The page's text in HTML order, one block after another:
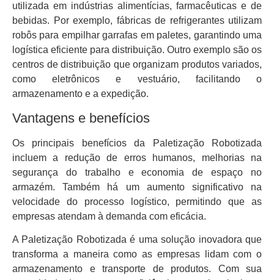
utilizada em indústrias alimentícias, farmacêuticas e de
bebidas. Por exemplo, fábricas de refrigerantes utilizam
robôs para empilhar garrafas em paletes, garantindo uma
logística eficiente para distribuição. Outro exemplo são os
centros de distribuição que organizam produtos variados,
como eletrônicos e vestuário, facilitando o
armazenamento e a expedição.
Vantagens e benefícios
Os principais benefícios da Paletização Robotizada
incluem a redução de erros humanos, melhorias na
segurança do trabalho e economia de espaço no
armazém. Também há um aumento significativo na
velocidade do processo logístico, permitindo que as
empresas atendam à demanda com eficácia.
A Paletização Robotizada é uma solução inovadora que
transforma a maneira como as empresas lidam com o
armazenamento e transporte de produtos. Com sua